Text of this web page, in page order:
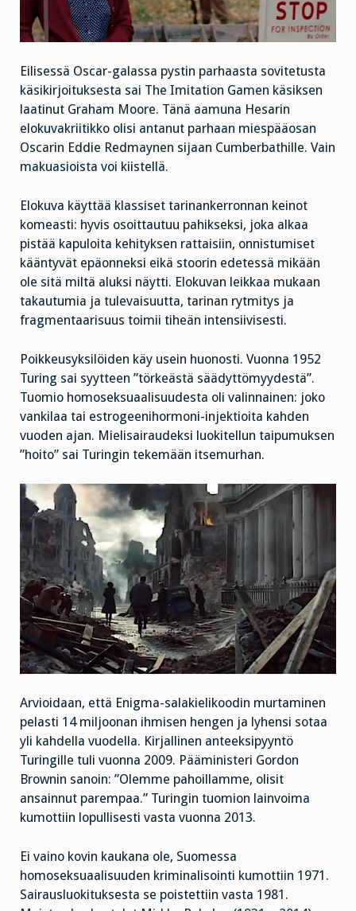
Eilisessä Oscar-galassa pystin parhaasta sovitetusta
käsikirjoituksesta sai The Imitation Gamen käsiksen
laatinut Graham Moore. Tänä aamuna Hesarin
elokuvakriitikko olisi antanut parhaan miespääosan
Oscarin Eddie Redmaynen sijaan Cumberbathille. Vain
makuasioista voi kiistellä.
Elokuva käyttää klassiset tarinankerronnan keinot
komeasti: hyvis osoittautuu pahikseksi, joka alkaa
pistää kapuloita kehityksen rattaisiin, onnistumiset
kääntyvät epäonneksi eikä stoorin edetessä mikään
ole sitä miltä aluksi näytti. Elokuvan leikkaa mukaan
takautumia ja tulevaisuutta, tarinan rytmitys ja
fragmentaarisuus toimii tiheän intensiivisesti.
Poikkeusyksilöiden käy usein huonosti. Vuonna 1952
Turing sai syytteen ”törkeästä säädyttömyydestä”.
Tuomio homoseksuaalisuudesta oli valinnainen: joko
vankilaa tai estrogeenihormoni-injektioita kahden
vuoden ajan. Mielisairaudeksi luokitellun taipumuksen
”hoito” sai Turingin tekemään itsemurhan.
Arvioidaan, että Enigma-salakielikoodin murtaminen
pelasti 14 miljoonan ihmisen hengen ja lyhensi sotaa
yli kahdella vuodella. Kirjallinen anteeksipyyntö
Turingille tuli vuonna 2009. Pääministeri Gordon
Brownin sanoin: ”Olemme pahoillamme, olisit
ansainnut parempaa.” Turingin tuomion lainvoima
kumottiin lopullisesti vasta vuonna 2013.
Ei vaino kovin kaukana ole, Suomessa
homoseksuaalisuuden kriminalisointi kumottiin 1971.
Sairausluokituksesta se poistettiin vasta 1981.